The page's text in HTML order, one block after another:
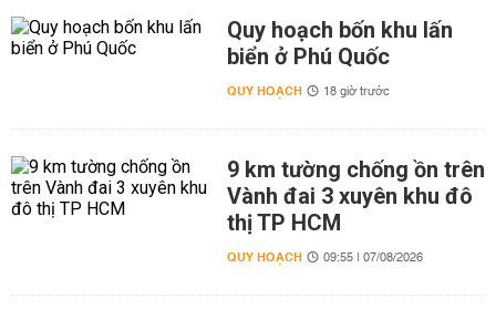
Quy hoạch bốn khu lấn
biển ở Phú Quốc
QUY HOẠCH 18 giờ trước
9 km tường chống ồn trên
Vành đai 3 xuyên khu đô
thị TP HCM
QUY HOẠCH 09:55 | 07/08/2026